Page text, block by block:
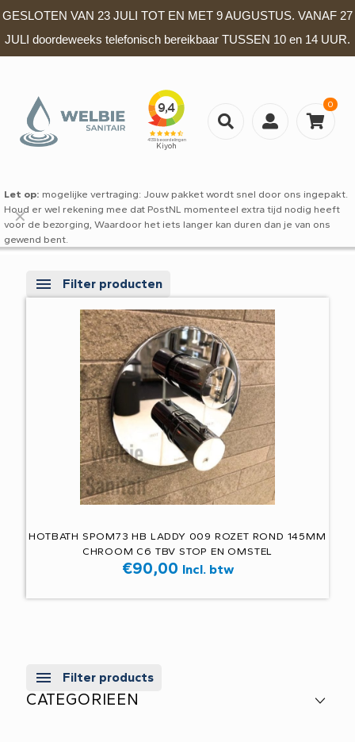
GESLOTEN VAN 23 JULI TOT EN MET 9 AUGUSTUS. VANAF 27
JULI doordeweeks telefonisch bereikbaar TUSSEN 10 en 14 UUR.
0
Let op: mogelijke vertraging: Jouw pakket wordt snel door ons ingepakt.
Houd er wel rekening mee dat PostNL momenteel extra tijd nodig heeft
voor de bezorging, Waardoor het iets langer kan duren dan je van ons
gewend bent.
✕
Filter producten
HOTBATH SPOM73 HB LADDY 009 ROZET ROND 145MM
CHROOM C6 TBV STOP EN OMSTEL
€90,00 Incl. btw
Filter products
CATEGORIEEN